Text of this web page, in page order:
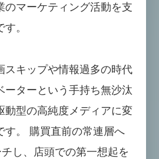
のマーケティング活動を支
。
スキップや情報過多の時代
ーターという手持ち無沙汰
動型の高純度メディアに変
す。 購買直前の常連層へ
し、店頭での第一想起を